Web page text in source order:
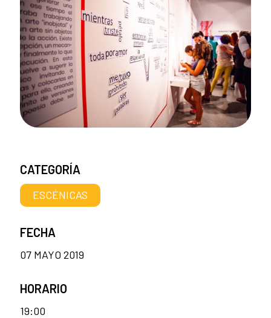
CATEGORÍA
ESCÉNICAS
FECHA
07 MAYO 2019
HORARIO
19:00